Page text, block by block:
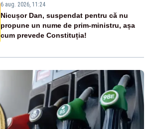
6 aug. 2026, 11:24
Nicușor Dan, suspendat pentru că nu
propune un nume de prim-ministru, așa
cum prevede Constituția!